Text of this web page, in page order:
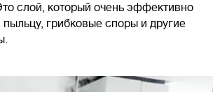
слой, который очень эффективно
грибковые споры и другие